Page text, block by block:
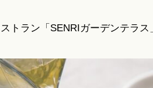
トラン「SENRIガーデンテラス